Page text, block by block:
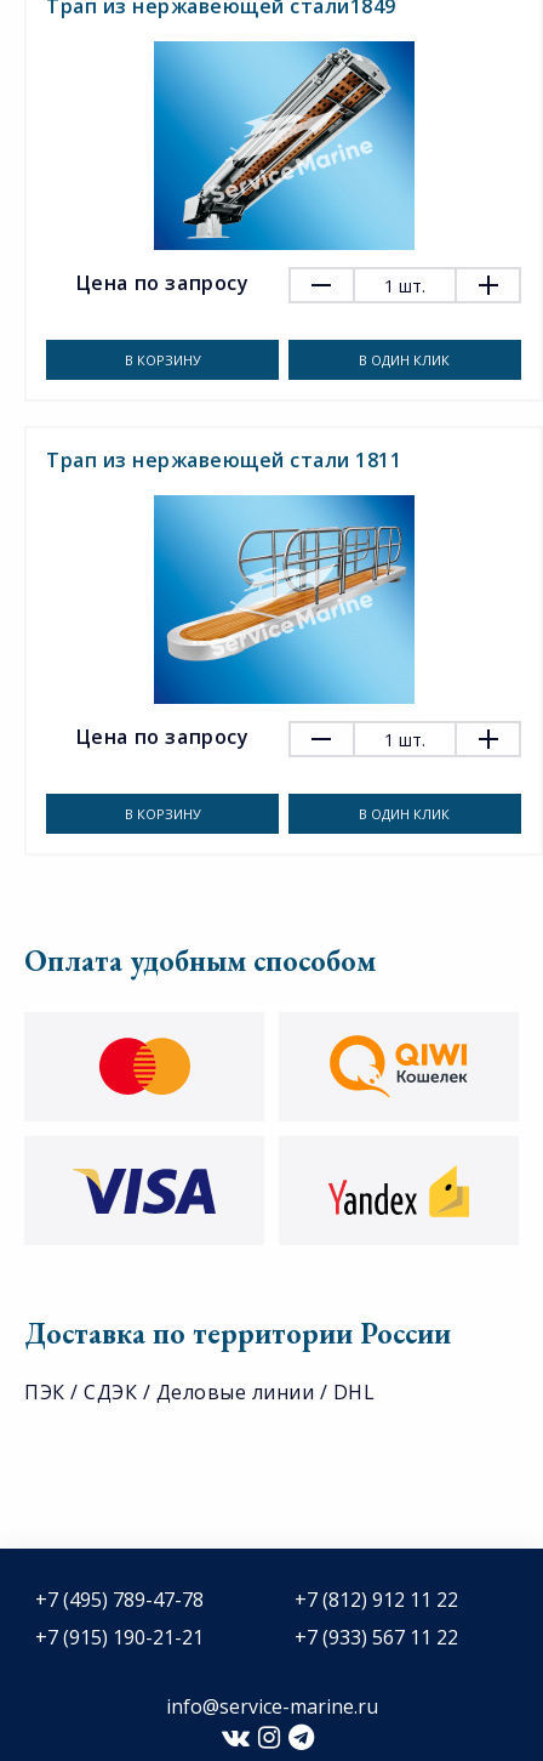
Трап из нержавеющей стали1849
Цена по запросу 1 шт.
В КОРЗИНУ В ОДИН КЛИК
Трап из нержавеющей стали 1811
Цена по запросу 1 шт.
В КОРЗИНУ В ОДИН КЛИК
Оплата удобным способом
Доставка по территории России
ПЭК / СДЭК / Деловые линии / DHL
+7 (495) 789-47-78
+7 (812) 912 11 22
+7 (915) 190-21-21
+7 (933) 567 11 22
info@service-marine.ru​​